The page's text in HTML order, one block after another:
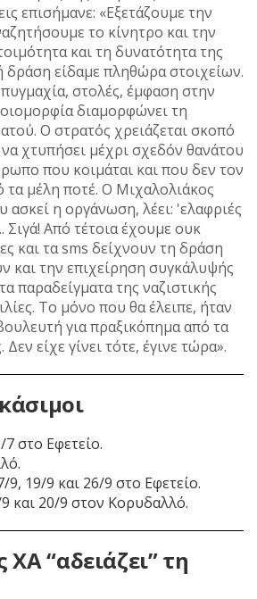
επισήμανε: «Εξετάζουμε την
το κίνητρο και την
και τη δυνατότητα της
δράση είδαμε πληθώρα στοιχείων.
στολές, έμφαση στην
διαμορφώνει τη
Ο στρατός χρειάζεται σκοπό
να χτυπήσει μέχρι σχεδόν θανάτου
που κοιμάται και που δεν τον
τα μέλη ποτέ. Ο Μιχαλολιάκος
ασκεί η οργάνωση, λέει: 'ελαφριές
Σιγά! Από τέτοια έχουμε ουκ
και τα sms δείχνουν τη δράση
και την επιχείρηση συγκάλυψής
παραδείγματα της ναζιστικής
Το μόνο που θα έλειπε, ήταν
για πραξικόπημα από τα
είχε γίνει τότε, έγινε τώρα».
7 στο Εφετείο.
9, 19/9 και 26/9 στο Εφετείο.
και 20/9 στον Κορυδαλλό.
ΧΑ “αδειάζει” τη